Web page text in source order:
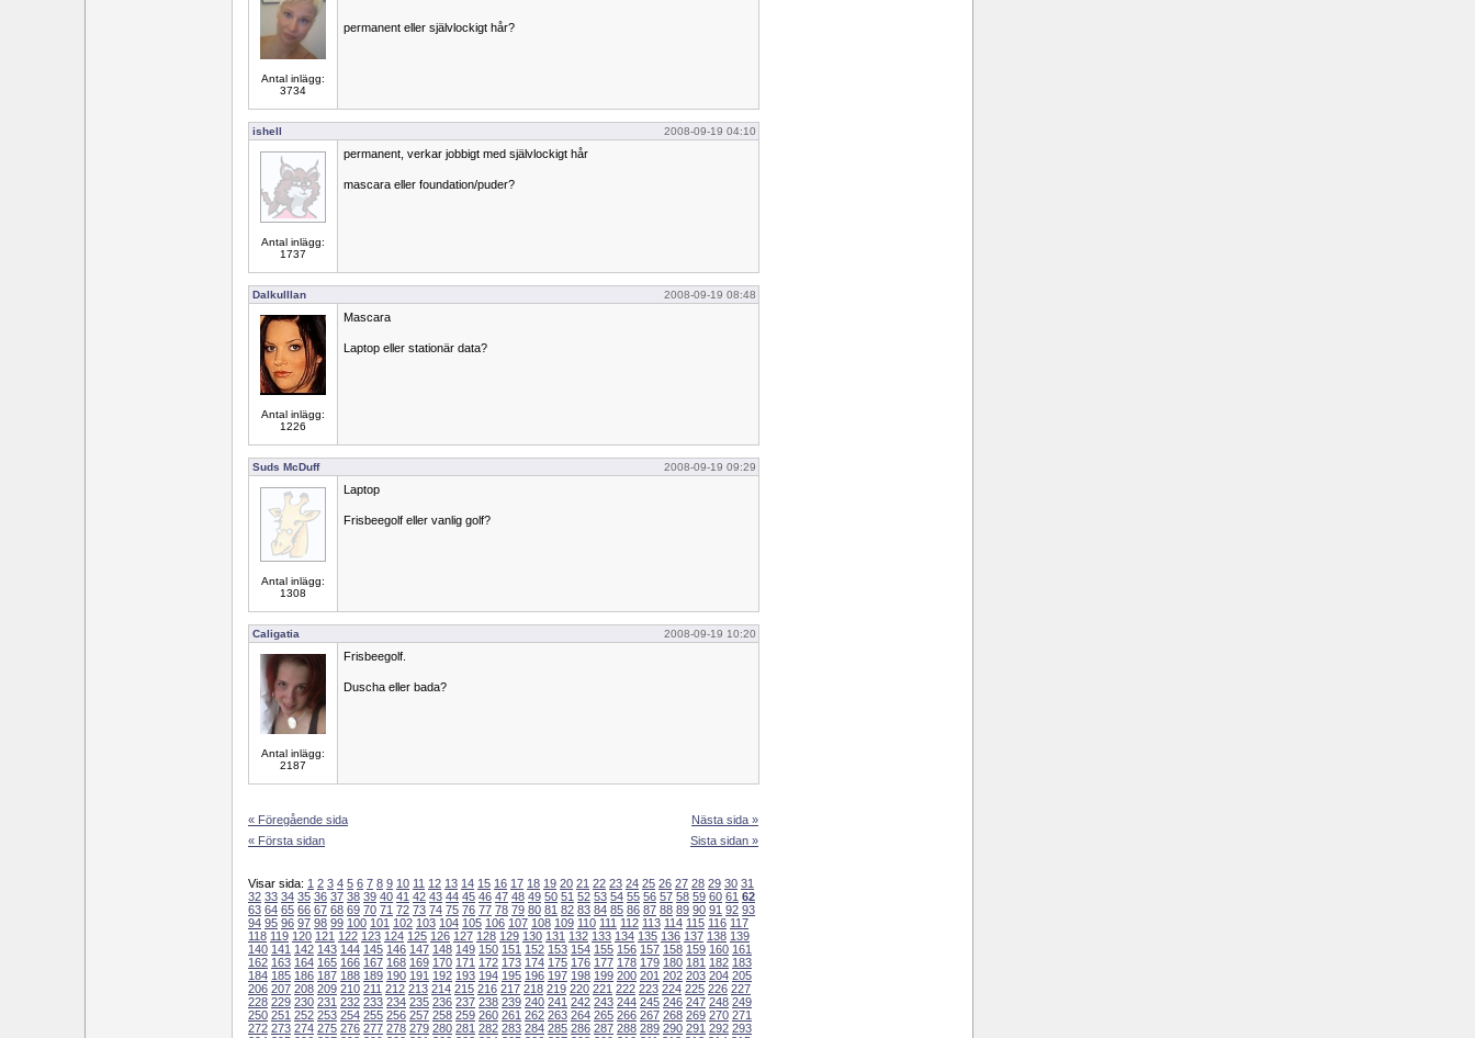
Antal inlägg:
3734
permanent eller självlockigt hår?
ishell 2008-09-19 04:10
Antal inlägg:
1737
permanent, verkar jobbigt med självlockigt hår
mascara eller foundation/puder?
Dalkulllan 2008-09-19 08:48
Antal inlägg:
1226
Mascara
Laptop eller stationär data?
Suds McDuff 2008-09-19 09:29
Antal inlägg:
1308
Laptop
Frisbeegolf eller vanlig golf?
Caligatia 2008-09-19 10:20
Antal inlägg:
2187
Frisbeegolf.
Duscha eller bada?
« Föregående sida
« Första sidan
Nästa sida »
Sista sidan »
Visar sida: 1 2 3 4 5 6 7 8 9 10 11 12 13 14 15 16 17 18 19 20 21 22 23 24 25 26 27 28 29 30 31
32 33 34 35 36 37 38 39 40 41 42 43 44 45 46 47 48 49 50 51 52 53 54 55 56 57 58 59 60 61 62
63 64 65 66 67 68 69 70 71 72 73 74 75 76 77 78 79 80 81 82 83 84 85 86 87 88 89 90 91 92 93
94 95 96 97 98 99 100 101 102 103 104 105 106 107 108 109 110 111 112 113 114 115 116 117
118 119 120 121 122 123 124 125 126 127 128 129 130 131 132 133 134 135 136 137 138 139
140 141 142 143 144 145 146 147 148 149 150 151 152 153 154 155 156 157 158 159 160 161
162 163 164 165 166 167 168 169 170 171 172 173 174 175 176 177 178 179 180 181 182 183
184 185 186 187 188 189 190 191 192 193 194 195 196 197 198 199 200 201 202 203 204 205
206 207 208 209 210 211 212 213 214 215 216 217 218 219 220 221 222 223 224 225 226 227
228 229 230 231 232 233 234 235 236 237 238 239 240 241 242 243 244 245 246 247 248 249
250 251 252 253 254 255 256 257 258 259 260 261 262 263 264 265 266 267 268 269 270 271
272 273 274 275 276 277 278 279 280 281 282 283 284 285 286 287 288 289 290 291 292 293